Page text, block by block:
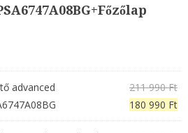
Ft.
advanced
211 990Ft
180 990 Ft